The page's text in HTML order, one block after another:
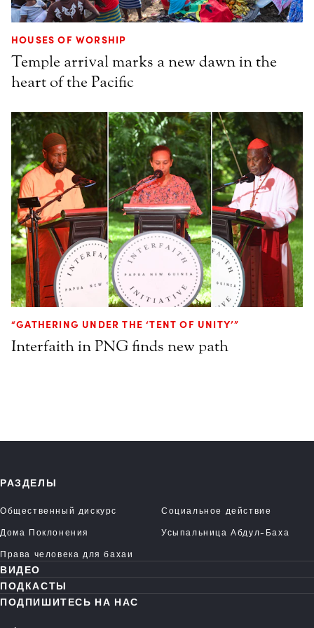
HOUSES OF WORSHIP
Temple arrival marks a new dawn in the
heart of the Pacific
“GATHERING UNDER THE ‘TENT OF UNITY’”
Interfaith in PNG finds new path
РАЗДЕЛЫ
Общественный дискурс
Социальное действие
Дома Поклонения
Усыпальница Абдул-Баха
Права человека для бахаи
ВИДЕО
ПОДКАСТЫ
ПОДПИШИТЕСЬ НА НАС